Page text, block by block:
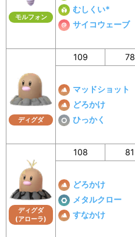
モルフォン
むしくい*
サイコウェーブ
ディグダ
109 78
マッドショット
どろかけ
ひっかく
ディグダ
(アローラ)
108 81
どろかけ
メタルクロー
すなかけ